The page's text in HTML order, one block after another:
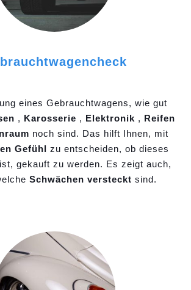
eines Gebrauchtwagens, wie gut
, Karosserie , Elektronik , Reifen
noch sind. Das hilft Ihnen, mit
Gefühl zu entscheiden, ob dieses
ist, gekauft zu werden. Es zeigt auch,
Schwächen versteckt sind.